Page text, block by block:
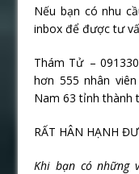
Nếu bạn có nhu
inbox để được tư
Thám Tử –
hơn 555 nhân
Nam 63 tỉnh thành
RẤT HÂN HẠNH
Khi bạn có những